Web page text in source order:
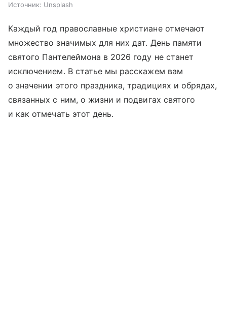
Источник: Unsplash
Каждый год православные христиане отмечают
множество значимых для них дат. День памяти
святого Пантелеймона в 2026 году не станет
исключением. В статье мы расскажем вам
о значении этого праздника, традициях и обрядах,
связанных с ним, о жизни и подвигах святого
и как отмечать этот день.